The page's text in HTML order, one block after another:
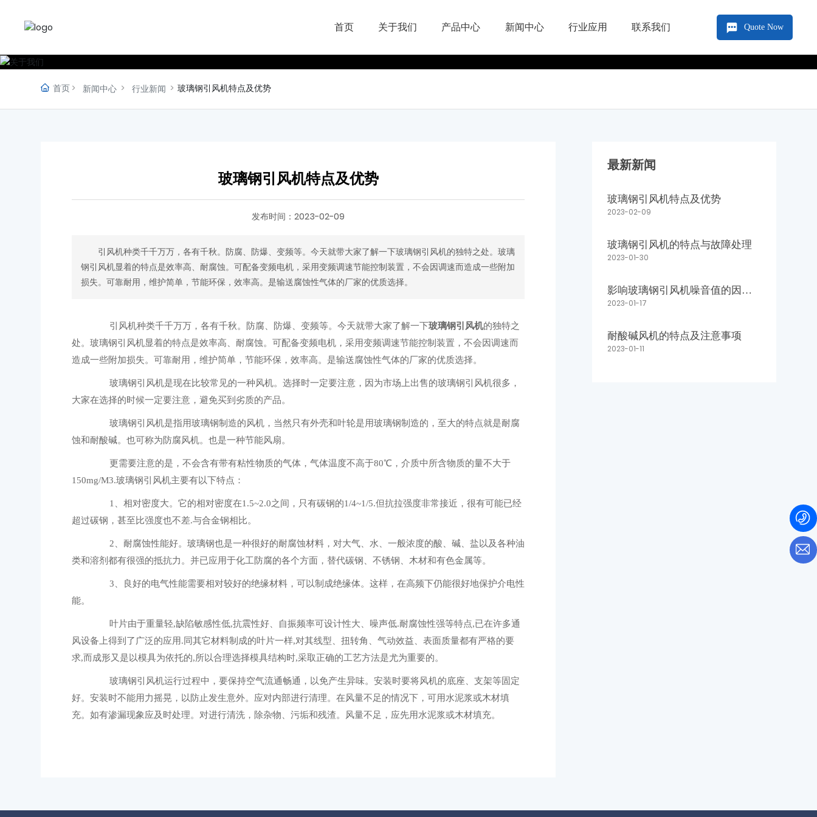
首页 关于我们 产品中心 新闻中心 行业应用 联系我们 Quote Now
关于我们
首页 新闻中心 行业新闻 玻璃钢引风机特点及优势
玻璃钢引风机特点及优势
发布时间：2023-02-09
引风机种类千千万万，各有千秋。防腐、防爆、变频等。今天就带大家了解一下玻璃钢引风机的独特之处。玻璃
钢引风机显着的特点是效率高、耐腐蚀。可配备变频电机，采用变频调速节能控制装置，不会因调速而造成一些附加
损失。可靠耐用，维护简单，节能环保，效率高。是输送腐蚀性气体的厂家的优质选择。
引风机种类千千万万，各有千秋。防腐、防爆、变频等。今天就带大家了解一下玻璃钢引风机的独特之
处。玻璃钢引风机显着的特点是效率高、耐腐蚀。可配备变频电机，采用变频调速节能控制装置，不会因调速而
造成一些附加损失。可靠耐用，维护简单，节能环保，效率高。是输送腐蚀性气体的厂家的优质选择。
玻璃钢引风机是现在比较常见的一种风机。选择时一定要注意，因为市场上出售的玻璃钢引风机很多，
大家在选择的时候一定要注意，避免买到劣质的产品。
玻璃钢引风机是指用玻璃钢制造的风机，当然只有外壳和叶轮是用玻璃钢制造的，至大的特点就是耐腐
蚀和耐酸碱。也可称为防腐风机。也是一种节能风扇。
更需要注意的是，不会含有带有粘性物质的气体，气体温度不高于80℃，介质中所含物质的量不大于
150mg/M3.玻璃钢引风机主要有以下特点：
1、相对密度大。它的相对密度在1.5~2.0之间，只有碳钢的1/4~1/5.但抗拉强度非常接近，很有可能已经
超过碳钢，甚至比强度也不差.与合金钢相比。
2、耐腐蚀性能好。玻璃钢也是一种很好的耐腐蚀材料，对大气、水、一般浓度的酸、碱、盐以及各种油
类和溶剂都有很强的抵抗力。并已应用于化工防腐的各个方面，替代碳钢、不锈钢、木材和有色金属等。
3、良好的电气性能需要相对较好的绝缘材料，可以制成绝缘体。这样，在高频下仍能很好地保护介电性
能。
叶片由于重量轻,缺陷敏感性低,抗震性好、自振频率可设计性大、噪声低.耐腐蚀性强等特点,已在许多通
风设备上得到了广泛的应用.同其它材料制成的叶片一样,对其线型、扭转角、气动效益、表面质量都有严格的要
求,而成形又是以模具为依托的,所以合理选择模具结构时,采取正确的工艺方法是尤为重要的。
玻璃钢引风机运行过程中，要保持空气流通畅通，以免产生异味。安装时要将风机的底座、支架等固定
好。安装时不能用力摇晃，以防止发生意外。应对内部进行清理。在风量不足的情况下，可用水泥浆或木材填
充。如有渗漏现象应及时处理。对进行清洗，除杂物、污垢和残渣。风量不足，应先用水泥浆或木材填充。
最新新闻
玻璃钢引风机特点及优势
2023-02-09
玻璃钢引风机的特点与故障处理
2023-01-30
影响玻璃钢引风机噪音值的因素
有哪些？
2023-01-17
耐酸碱风机的特点及注意事项
2023-01-11